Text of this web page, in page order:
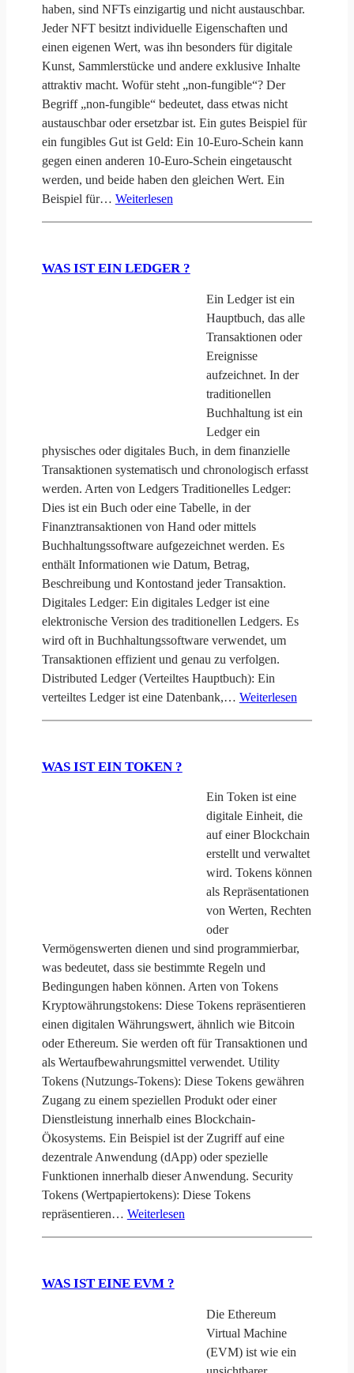
haben, sind NFTs einzigartig und nicht austauschbar.
Jeder NFT besitzt individuelle Eigenschaften und
einen eigenen Wert, was ihn besonders für digitale
Kunst, Sammlerstücke und andere exklusive Inhalte
attraktiv macht. Wofür steht „non-fungible“? Der
Begriff „non-fungible“ bedeutet, dass etwas nicht
austauschbar oder ersetzbar ist. Ein gutes Beispiel für
ein fungibles Gut ist Geld: Ein 10-Euro-Schein kann
gegen einen anderen 10-Euro-Schein eingetauscht
werden, und beide haben den gleichen Wert. Ein
Beispiel für… Weiterlesen
WAS IST EIN LEDGER ?
Ein Ledger ist ein
Hauptbuch, das alle
Transaktionen oder
Ereignisse
aufzeichnet. In der
traditionellen
Buchhaltung ist ein
Ledger ein
physisches oder digitales Buch, in dem finanzielle
Transaktionen systematisch und chronologisch erfasst
werden. Arten von Ledgers Traditionelles Ledger:
Dies ist ein Buch oder eine Tabelle, in der
Finanztransaktionen von Hand oder mittels
Buchhaltungssoftware aufgezeichnet werden. Es
enthält Informationen wie Datum, Betrag,
Beschreibung und Kontostand jeder Transaktion.
Digitales Ledger: Ein digitales Ledger ist eine
elektronische Version des traditionellen Ledgers. Es
wird oft in Buchhaltungssoftware verwendet, um
Transaktionen effizient und genau zu verfolgen.
Distributed Ledger (Verteiltes Hauptbuch): Ein
verteiltes Ledger ist eine Datenbank,… Weiterlesen
WAS IST EIN TOKEN ?
Ein Token ist eine
digitale Einheit, die
auf einer Blockchain
erstellt und verwaltet
wird. Tokens können
als Repräsentationen
von Werten, Rechten
oder
Vermögenswerten dienen und sind programmierbar,
was bedeutet, dass sie bestimmte Regeln und
Bedingungen haben können. Arten von Tokens
Kryptowährungstokens: Diese Tokens repräsentieren
einen digitalen Währungswert, ähnlich wie Bitcoin
oder Ethereum. Sie werden oft für Transaktionen und
als Wertaufbewahrungsmittel verwendet. Utility
Tokens (Nutzungs-Tokens): Diese Tokens gewähren
Zugang zu einem speziellen Produkt oder einer
Dienstleistung innerhalb eines Blockchain-
Ökosystems. Ein Beispiel ist der Zugriff auf eine
dezentrale Anwendung (dApp) oder spezielle
Funktionen innerhalb dieser Anwendung. Security
Tokens (Wertpapiertokens): Diese Tokens
repräsentieren… Weiterlesen
WAS IST EINE EVM ?
Die Ethereum
Virtual Machine
(EVM) ist wie ein